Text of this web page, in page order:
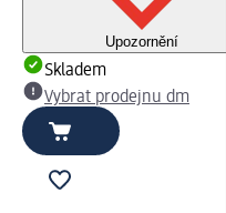
Upozornění
Skladem
Vybrat prodejnu dm